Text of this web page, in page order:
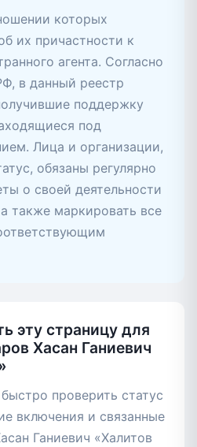
которых
их причастности к
агента. Согласно
в данный реестр
поддержку
под
Лица и организации,
обязаны регулярно
о своей деятельности
также маркировать все
эту страницу для
Хасан Ганиевич
проверить статус
включения и связанные
Ганиевич «Халитов